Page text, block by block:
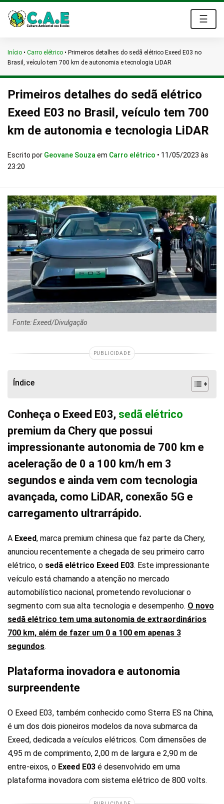
☰
Início • Carro elétrico • Primeiros detalhes do sedã elétrico Exeed E03 no
Brasil, veículo tem 700 km de autonomia e tecnologia LiDAR
Primeiros detalhes do sedã elétrico
Exeed E03 no Brasil, veículo tem 700
km de autonomia e tecnologia LiDAR
Escrito por Geovane Souza em Carro elétrico • 11/05/2023 às
23:20
Fonte: Exeed/Divulgação
PUBLICIDADE
Índice
Conheça o Exeed E03, sedã elétrico
premium da Chery que possui
impressionante autonomia de 700 km e
aceleração de 0 a 100 km/h em 3
segundos e ainda vem com tecnologia
avançada, como LiDAR, conexão 5G e
carregamento ultrarrápido.
A Exeed, marca premium chinesa que faz parte da Chery,
anunciou recentemente a chegada de seu primeiro carro
elétrico, o sedã elétrico Exeed E03. Este impressionante
veículo está chamando a atenção no mercado
automobilístico nacional, prometendo revolucionar o
segmento com sua alta tecnologia e desempenho. O novo
sedã elétrico tem uma autonomia de extraordinários
700 km, além de fazer um 0 a 100 em apenas 3
segundos.
Plataforma inovadora e autonomia
surpreendente
O Exeed E03, também conhecido como Sterra ES na China,
é um dos dois pioneiros modelos da nova submarca da
Exeed, dedicada a veículos elétricos. Com dimensões de
4,95 m de comprimento, 2,00 m de largura e 2,90 m de
entre-eixos, o Exeed E03 é desenvolvido em uma
plataforma inovadora com sistema elétrico de 800 volts.